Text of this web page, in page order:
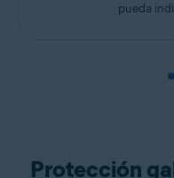
pueda
Protección